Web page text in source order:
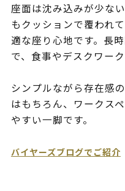
座面は沈み込みが少な
もクッションで覆われ
適な座り心地です。長
で、食事やデスクワーク
シンプルながら存在感
はもちろん、ワークス
やすい一脚です。
バイヤーズブログでご紹介